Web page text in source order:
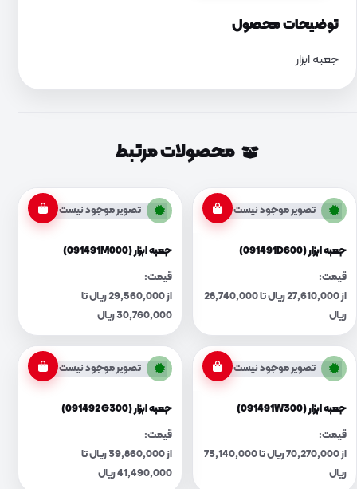
توضیحات محصول
جعبه ابزار
محصولات مرتبط
تصویر موجود نیست
جعبه ابزار (091491D600)
قیمت:
از 27,610,000 ریال تا 28,740,000
ریال
تصویر موجود نیست
جعبه ابزار (091491M000)
قیمت:
از 29,560,000 ریال تا
30,760,000 ریال
تصویر موجود نیست
جعبه ابزار (091491W300)
قیمت:
از 70,270,000 ریال تا 73,140,000
ریال
تصویر موجود نیست
جعبه ابزار (091492G300)
قیمت:
از 39,860,000 ریال تا
41,490,000 ریال